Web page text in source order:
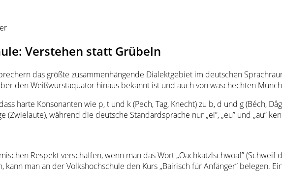
Verstehen statt Grübeln
das größte zusammenhängende Dialektgebiet im deutschen
den Weißwurstäquator hinaus bekannt ist und auch von waschechten
harte Konsonanten wie p, t und k (Pech, Tag, Knecht) zu b, d und g (Béch,
während die deutsche Standardsprache nur „ei”, „eu” und „au”
Respekt verschaffen, wenn man das Wort „Oachkatzlschwoaf”
kann man an der Volkshochschule den Kurs „Bairisch für Anfänger” belegen.